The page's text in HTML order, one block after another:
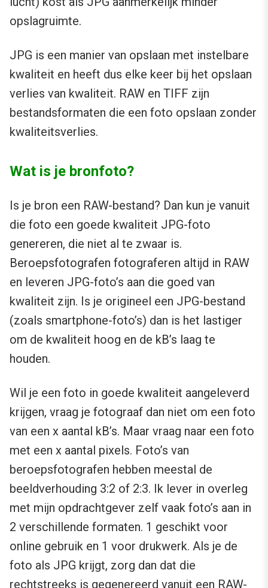
opslagruimte.
JPG is een manier van opslaan met instelbare
kwaliteit en heeft dus elke keer bij het opslaan
verlies van kwaliteit. RAW en TIFF zijn
bestandsformaten die een foto opslaan zonder
kwaliteitsverlies.
Wat is je bronfoto?
Is je bron een RAW-bestand? Dan kun je vanuit
die foto een goede kwaliteit JPG-foto
genereren, die niet al te zwaar is.
Beroepsfotografen fotograferen altijd in RAW
en leveren JPG-foto’s aan die goed van
kwaliteit zijn. Is je origineel een JPG-bestand
(zoals smartphone-foto’s) dan is het lastiger
om de kwaliteit hoog en de kB’s laag te
houden.
Wil je een foto in goede kwaliteit aangeleverd
krijgen, vraag je fotograaf dan niet om een foto
van een x aantal kB’s. Maar vraag naar een foto
met een x aantal pixels. Foto’s van
beroepsfotografen hebben meestal de
beeldverhouding 3:2 of 2:3. Ik lever in overleg
met mijn opdrachtgever zelf vaak foto’s aan in
2 verschillende formaten. 1 geschikt voor
online gebruik en 1 voor drukwerk. Als je de
foto als JPG krijgt, zorg dan dat die
rechtstreeks is gegenereerd vanuit een RAW-